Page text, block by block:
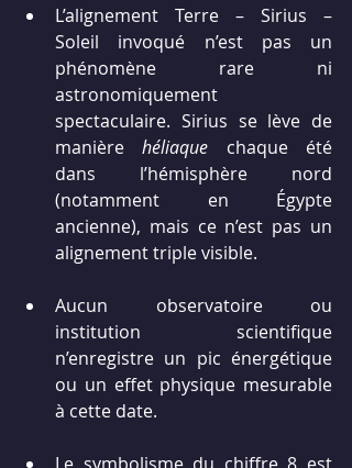
L’alignement Terre – Sirius –
Soleil invoqué n’est pas un
phénomène rare ni
astronomiquement
spectaculaire. Sirius se lève de
manière héliaque chaque été
dans l’hémisphère nord
(notamment en Égypte
ancienne), mais ce n’est pas un
alignement triple visible.
Aucun observatoire ou
institution scientifique
n’enregistre un pic énergétique
ou un effet physique mesurable
à cette date.